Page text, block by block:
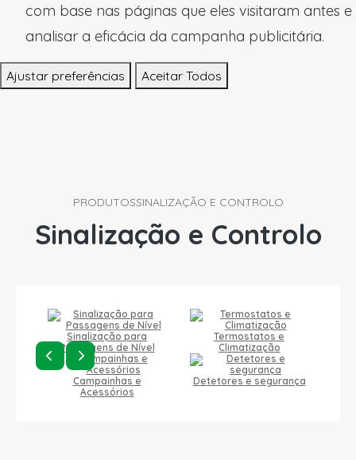
com base nas páginas que eles visitaram antes e
analisar a eficácia da campanha publicitária.
Ajustar preferências Aceitar Todos
PRODUTOSSINALIZAÇÃO E CONTROLO
Sinalização e Controlo
Sinalização para
Passagens de Nível
Campainhas e
Acessórios
Termostatos e
Climatização
Detetores e segurança